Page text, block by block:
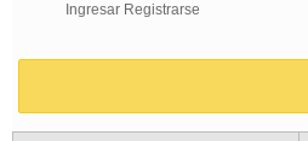
Ingresar Registrarse